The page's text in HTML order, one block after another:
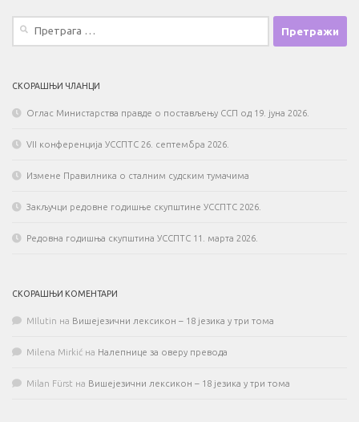
СКОРАШЊИ ЧЛАНЦИ
Оглас Министарства правде о постављењу ССП од 19. јуна 2026.
VII конференција УССПТС 26. септембра 2026.
Измене Правилника о сталним судским тумачима
Закључци редовне годишње скупштине УССПТС 2026.
Редовна годишња скупштина УССПТС 11. марта 2026.
СКОРАШЊИ КОМЕНТАРИ
MIlutin на Вишејезични лексикон – 18 језика у три тома
Milena Mirkić на Налепнице за оверу превода
Milan Fürst на Вишејезични лексикон – 18 језика у три тома